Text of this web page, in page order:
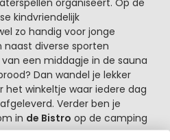
kindvriendelijk
zo handig voor jonge
naast diverse sporten
een middagje in de sauna
Dan wandel je lekker
winkeltje waar iedere dag
Verder ben je
in de Bistro op de camping